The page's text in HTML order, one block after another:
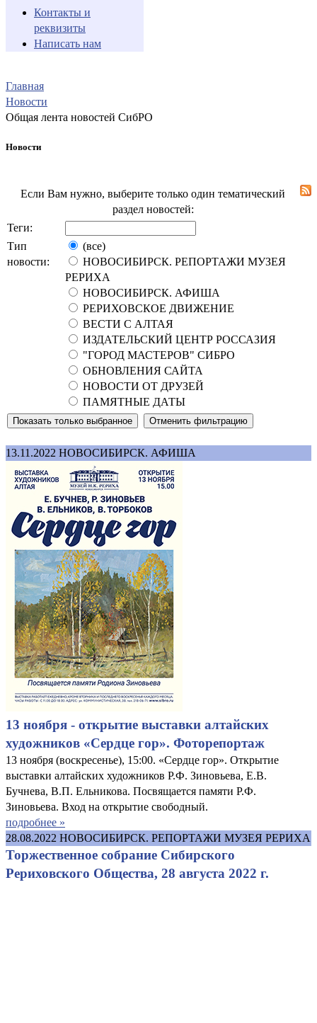
Контакты и
реквизиты
Написать нам
Главная
Новости
Общая лента новостей СибРО
Новости
Если Вам нужно, выберите только один тематический
раздел новостей:
Теги:
Тип
новости:
(все)
НОВОСИБИРСК. РЕПОРТАЖИ МУЗЕЯ
РЕРИХА
НОВОСИБИРСК. АФИША
РЕРИХОВСКОЕ ДВИЖЕНИЕ
ВЕСТИ С АЛТАЯ
ИЗДАТЕЛЬСКИЙ ЦЕНТР РОССАЗИЯ
"ГОРОД МАСТЕРОВ" СИБРО
ОБНОВЛЕНИЯ САЙТА
НОВОСТИ ОТ ДРУЗЕЙ
ПАМЯТНЫЕ ДАТЫ
13.11.2022 НОВОСИБИРСК. АФИША
13 ноября - открытие выставки алтайских
художников «Сердце гор». Фоторепортаж
13 ноября (воскресенье), 15:00. «Сердце гор». Открытие
выставки алтайских художников Р.Ф. Зиновьева, Е.В.
Бучнева, В.П. Ельникова. Посвящается памяти Р.Ф.
Зиновьева. Вход на открытие свободный.
подробнее »
28.08.2022 НОВОСИБИРСК. РЕПОРТАЖИ МУЗЕЯ РЕРИХА
Торжественное собрание Сибирского
Рериховского Общества, 28 августа 2022 г.